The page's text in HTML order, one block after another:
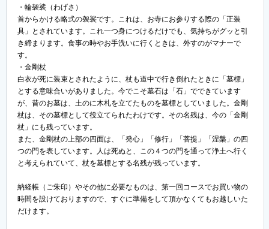
・輪袈裟（わげさ）
首からかける略式の袈裟です。これは、お寺にお参りする際の「正装
具」とされています。これ一つ身につけるだけでも、気持ちがグッと引
き締まります。食事の時やお手洗いに行くときは、外すのがマナーで
す。
・金剛杖
白衣が死に装束とされたように、杖も道中で行き倒れたときに「墓標」
とする意味合いがありました。今でこそ墓石は「石」でできています
が、昔のお墓は、土のに木札を立てたものを墓標としていました。金剛
杖は、その墓標として役立てられたわけです。その名残は、今の「金剛
杖」にも残っています。
また、金剛杖の上部の四面は、「発心」「修行」「菩提」「涅槃」の四
つの門を表しています。人は死ぬと、この４つの門を通って浄土へ行く
と考えられていて、杖を墓標とする名残が残っています。
納経帳（ご朱印）やその他に必要なものは、第一回コースでお買い物の
時間を設けておりますので、すぐに準備をして頂かなくてもお越しいた
だけます。